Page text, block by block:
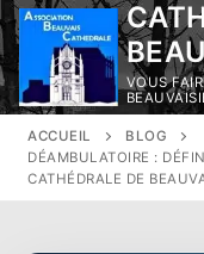
Aller
au
contenu
VOUS
ACCUEIL
BLOG
DÉAMBULATOIRE :
CATHÉDRALE DE